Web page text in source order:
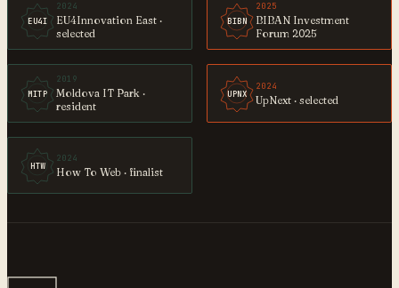
EU4I
2024
EU4Innovation East ·
selected
BIBN
2025
BIBAN Investment
Forum 2025
MITP
2019
Moldova IT Park ·
resident
UPNX
2024
UpNext · selected
HTW
2024
How To Web · finalist